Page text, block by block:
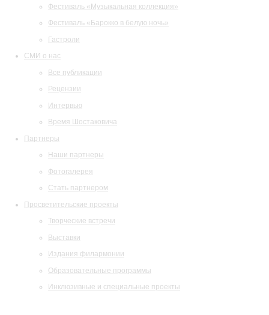
Фестиваль «Музыкальная коллекция»
Фестиваль «Барокко в белую ночь»
Гастроли
СМИ о нас
Все публикации
Рецензии
Интервью
Время Шостаковича
Партнеры
Наши партнеры
Фотогалерея
Стать партнером
Просветительские проекты
Творческие встречи
Выставки
Издания филармонии
Образовательные программы
Инклюзивные и специальные проекты